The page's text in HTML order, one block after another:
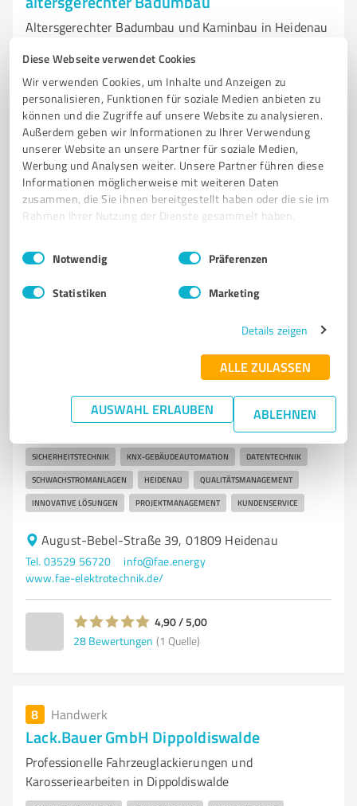
Diese Webseite verwendet Cookies
Wir verwenden Cookies, um Inhalte und Anzeigen zu
personalisieren, Funktionen für soziale Medien anbieten zu
können und die Zugriffe auf unsere Website zu analysieren.
Außerdem geben wir Informationen zu Ihrer Verwendung
unserer Website an unsere Partner für soziale Medien,
Werbung und Analysen weiter. Unsere Partner führen diese
Informationen möglicherweise mit weiteren Daten
zusammen, die Sie ihnen bereitgestellt haben oder die sie im
Rahmen Ihrer Nutzung der Dienste gesammelt haben.
Impressum Datenschutzbestimmungen
Einwilligungsauswahl
Notwendig Präferenzen
Statistiken Marketing
Details zeigen
ALLE ZULASSEN
AUSWAHL ERLAUBEN ABLEHNEN
Altersgerechter Badumbau und Kaminbau in Heidenau
KAMINE KAMINÖFEN KACHELÖFEN INDIVIDUELLE BERATUNG
BADSANIERUNG HEIZUNG SANITÄR FÖRDERMÖGLICHKEITEN
HEIDENAU
Ringstraße 15, 01809 Heidenau
info@esycor.de www.esycor.de/
31 Bewertungen (1 Quelle)
FAE Elektrotechnik GmbH & Co. KG
und Schaltanlagenbau
SCHALTANLAGENBAU
SICHERHEITSTECHNIK KNX-GEBÄUDEAUTOMATION DATENTECHNIK
SCHWACHSTROMANLAGEN HEIDENAU QUALITÄTSMANAGEMENT
INNOVATIVE LÖSUNGEN PROJEKTMANAGEMENT KUNDENSERVICE
August-Bebel-Straße 39, 01809 Heidenau
Tel. 03529 56720
info@fae.energy
www.fae-elektrotechnik.de/
4,90 / 5,00
28 Bewertungen (1 Quelle)
8 Handwerk
Lack.Bauer GmbH Dippoldiswalde
Professionelle Fahrzeuglackierungen und
Karosseriearbeiten in Dippoldiswalde